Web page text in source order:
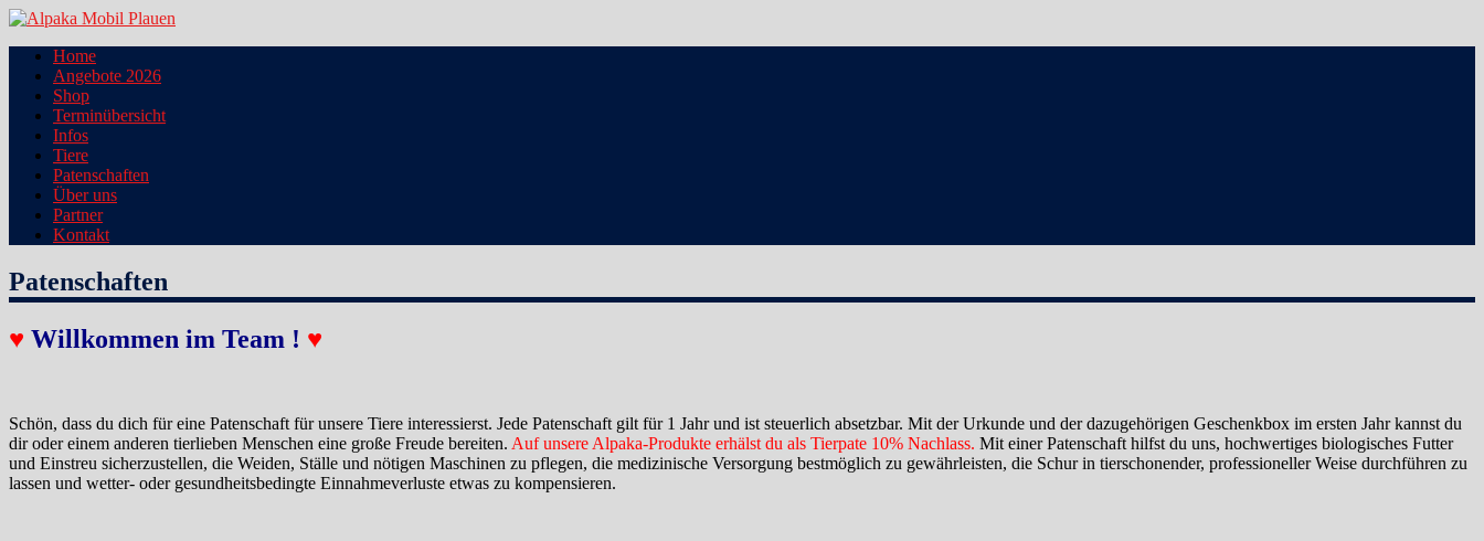
Zum
springen
Alpaka Mobil Plauen
Home
Angebote 2026
Shop
Terminübersicht
Infos
Tiere
Patenschaften
Über uns
Partner
Kontakt
Patenschaften
♥ Willkommen im Team ! ♥
Schön, dass du dich für eine Patenschaft für unsere Tiere interessierst. Jede Patenschaft gilt für 1 Jahr und ist steuerlich absetzbar. Mit der Urkunde und der dazugehörigen Geschenkbox im ersten Jahr kannst du
dir oder einem anderen tierlieben Menschen eine große Freude bereiten. Auf unsere Alpaka-Produkte erhälst du als Tierpate 10% Nachlass. Mit einer Patenschaft hilfst du uns, hochwertiges biologisches Futter
und Einstreu sicherzustellen, die Weiden, Ställe und nötigen Maschinen zu pflegen, die medizinische Versorgung bestmöglich zu gewährleisten, die Schur in tierschonender, professioneller Weise durchführen zu
lassen und wetter- oder gesundheitsbedingte Einnahmeverluste etwas zu kompensieren.